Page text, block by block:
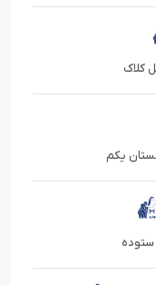
کلاک
یکم